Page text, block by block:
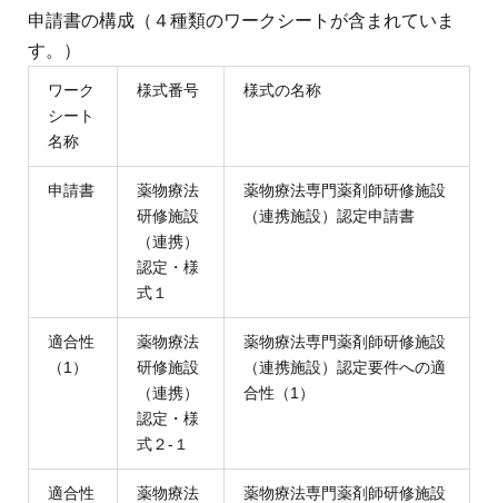
申請書の構成 （４種類のワークシートが含まれていま
す。）
ワーク
シート
名称
様式番号 様式の名称
申請書
薬物療法
研修施設
（連携）
認定・様
式１
薬物療法専門薬剤師研修施設
（連携施設）認定申請書
適合性
（1）
薬物療法
研修施設
（連携）
認定・様
式２-１
薬物療法専門薬剤師研修施設
（連携施設）認定要件への適
合性（1）
適合性
薬物療法
薬物療法専門薬剤師研修施設